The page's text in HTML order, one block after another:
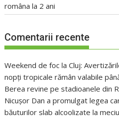
româna la 2 ani
Comentarii recente
Weekend de foc la Cluj:
nopți tropicale rămân valabile
Berea revine pe stadioanele din
Nicușor Dan a promulgat legea
băuturilor slab alcoolizate la